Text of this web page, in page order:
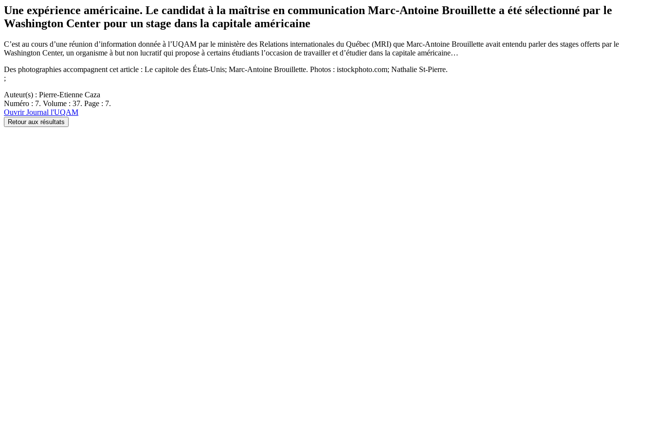
Une expérience américaine. Le candidat à la maîtrise en communication Marc-Antoine Brouillette a été sélectionné par le
Washington Center pour un stage dans la capitale américaine
C’est au cours d’une réunion d’information donnée à l’UQAM par le ministère des Relations internationales du Québec (MRI) que Marc-Antoine Brouillette avait entendu parler des stages offerts par le
Washington Center, un organisme à but non lucratif qui propose à certains étudiants l’occasion de travailler et d’étudier dans la capitale américaine…
Des photographies accompagnent cet article : Le capitole des États-Unis; Marc-Antoine Brouillette. Photos : istockphoto.com; Nathalie St-Pierre.
;
Auteur(s) : Pierre-Etienne Caza
Numéro : 7. Volume : 37. Page : 7.
Ouvrir Journal l'UQAM
Retour aux résultats